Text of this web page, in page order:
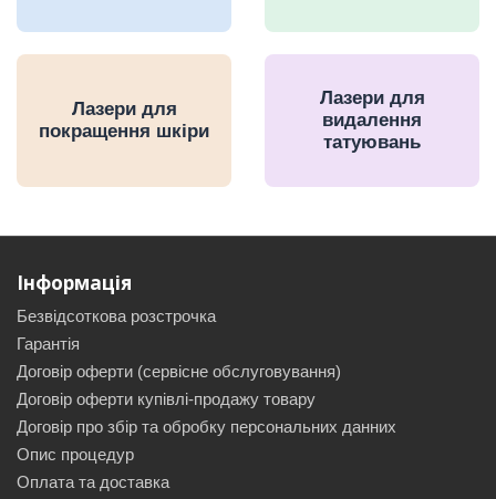
Лазери для
покращення шкіри
Лазери для
видалення
татуювань
Інформація
Безвідсоткова розстрочка
Гарантія
Договір оферти (сервісне обслуговування)
Договір оферти купівлі-продажу товару
Договір про збір та обробку персональних данних
Опис процедур
Оплата та доставка